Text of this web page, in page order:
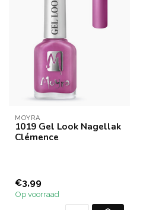
MOYRA
1019 Gel Look Nagellak
Clémence
€3,99
Op voorraad